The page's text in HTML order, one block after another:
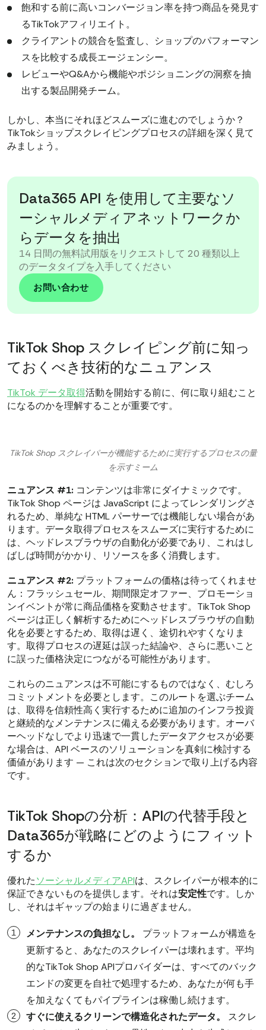
飽和する前に高いコンバージョン率を持つ商品を発見す
るTikTokアフィリエイト。
クライアントの競合を監査し、ショップのパフォーマン
スを比較する成長エージェンシー。
レビューやQ&Aから機能やポジショニングの洞察を抽
出する製品開発チーム。
しかし、本当にそれほどスムーズに進むのでしょうか？
TikTokショップスクレイピングプロセスの詳細を深く見て
みましょう。
Data365 API を使用して主要なソ
ーシャルメディアネットワークか
らデータを抽出
14 日間の無料試用版をリクエストして 20 種類以上
のデータタイプを入手してください
お問い合わせ
TikTok Shop スクレイピング前に知っ
ておくべき技術的なニュアンス
TikTok データ取得活動を開始する前に、何に取り組むこと
になるのかを理解することが重要です。
TikTok Shop スクレイパーが機能するために実行するプロセスの量
を示すミーム
ニュアンス #1: コンテンツは非常にダイナミックです。
TikTok Shop ページは JavaScript によってレンダリングさ
れるため、単純な HTML パーサーでは機能しない場合があ
ります。データ取得プロセスをスムーズに実行するために
は、ヘッドレスブラウザの自動化が必要であり、これはし
ばしば時間がかかり、リソースを多く消費します。
ニュアンス #2: プラットフォームの価格は待ってくれませ
ん：フラッシュセール、期間限定オファー、プロモーショ
ンイベントが常に商品価格を変動させます。TikTok Shop
ページは正しく解析するためにヘッドレスブラウザの自動
化を必要とするため、取得は遅く、途切れやすくなりま
す。取得プロセスの遅延は誤った結論や、さらに悪いこと
に誤った価格決定につながる可能性があります。
これらのニュアンスは不可能にするものではなく、むしろ
コミットメントを必要とします。このルートを選ぶチーム
は、取得を信頼性高く実行するために追加のインフラ投資
と継続的なメンテナンスに備える必要があります。オーバ
ーヘッドなしでより迅速で一貫したデータアクセスが必要
な場合は、API ベースのソリューションを真剣に検討する
価値があります — これは次のセクションで取り上げる内容
です。
TikTok Shopの分析：APIの代替手段と
Data365が戦略にどのようにフィット
するか
優れたソーシャルメディアAPIは、スクレイパーが根本的に
保証できないものを提供します。それは安定性です。しか
し、それはギャップの始まりに過ぎません。
メンテナンスの負担なし。
プラットフォームが構造を
更新すると、あなたのスクレイパーは壊れます。平均
的なTikTok Shop APIプロバイダーは、すべてのバック
エンドの変更を自社で処理するため、あなたが何も手
を加えなくてもパイプラインは稼働し続けます。
すぐに使えるクリーンで構造化されたデータ。
スクレ